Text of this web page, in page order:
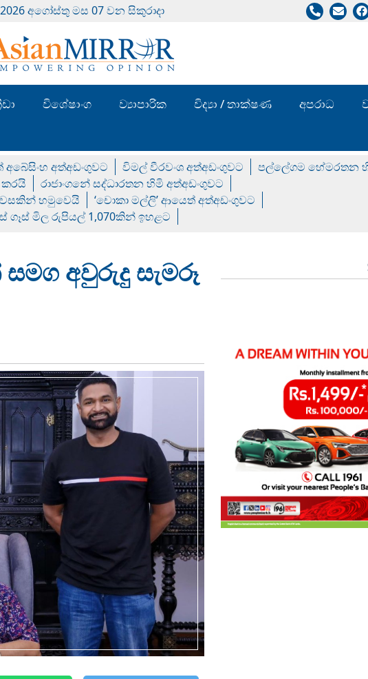
2026 අගෝස්‍තු මස 07 වන සිකුරාදා
විශේෂාංග ව්‍යාපාරික විද්‍යා / තාක්ෂණ අපරාධ
අත්අඩංගුවට විමල් වීරවංශ අත්අඩංගුවට
පල්ලේගම හේමරතන
රාජාංගනේ සද්ධාරතන හිමි අත්අඩංගුවට
හමුවෙයි
‘චොකා මල්ලි’ ආයෙත් අත්අඩංගුවට
ගෑස් මිල රුපියල් 1,070කින් ඉහළට
අවුරුදු සැමරූ